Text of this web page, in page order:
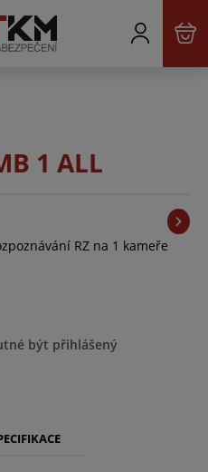
1 ALL
RZ na 1 kameře
být přihlášený